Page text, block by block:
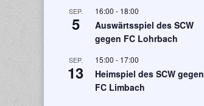
SEP.
5
16:00 - 18:00
Auswärtsspiel des SCW
gegen FC Lohrbach
SEP.
13
15:00 - 17:00
Heimspiel des SCW gegen
FC Limbach